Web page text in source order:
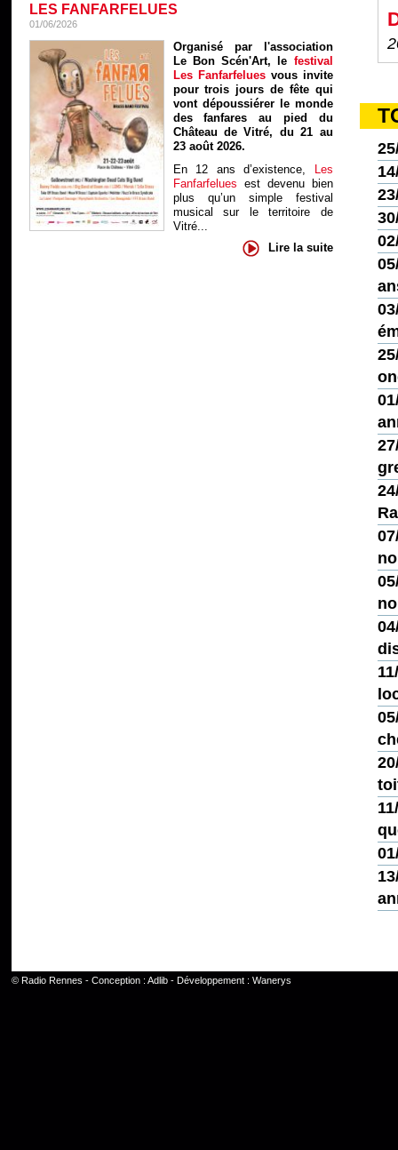
LES FANFARFELUES
01/06/2026
Organisé par l'association
Le Bon Scén'Art, le festival
Les Fanfarfelues vous invite
pour trois jours de fête qui
vont dépoussiérer le monde
des fanfares au pied du
Château de Vitré, du 21 au
23 août 2026.
En 12 ans d’existence, Les
Fanfarfelues est devenu bien
plus qu’un simple festival
musical sur le territoire de
Vitré...
Lire la suite
© Radio Rennes - Conception : Adlib- Développement : Wanerys